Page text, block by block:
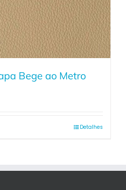
Bege ao Metro
Detalhes